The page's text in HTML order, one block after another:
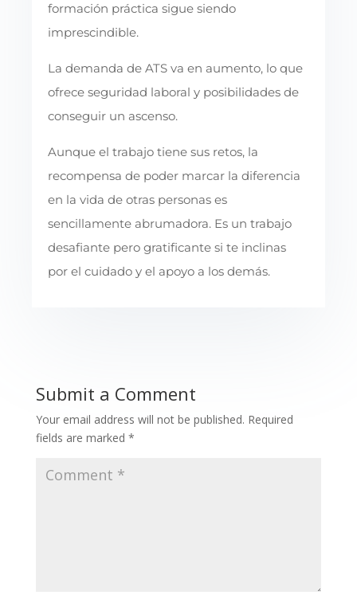
formación práctica sigue siendo
imprescindible.
La demanda de ATS va en aumento, lo que
ofrece seguridad laboral y posibilidades de
conseguir un ascenso.
Aunque el trabajo tiene sus retos, la
recompensa de poder marcar la diferencia
en la vida de otras personas es
sencillamente abrumadora. Es un trabajo
desafiante pero gratificante si te inclinas
por el cuidado y el apoyo a los demás.
Submit a Comment
Your email address will not be published. Required
fields are marked *